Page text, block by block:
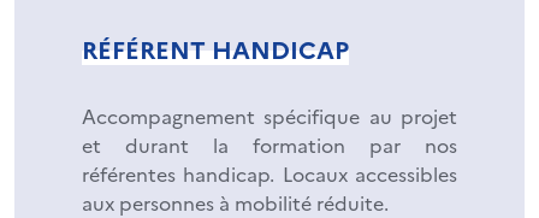
RÉFÉRENT HANDICAP
Accompagnement spécifique au projet
et durant la formation par nos
référentes handicap. Locaux accessibles
aux personnes à mobilité réduite.